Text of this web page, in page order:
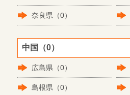
奈良県（0）
中国（0）
広島県（0）
島根県（0）